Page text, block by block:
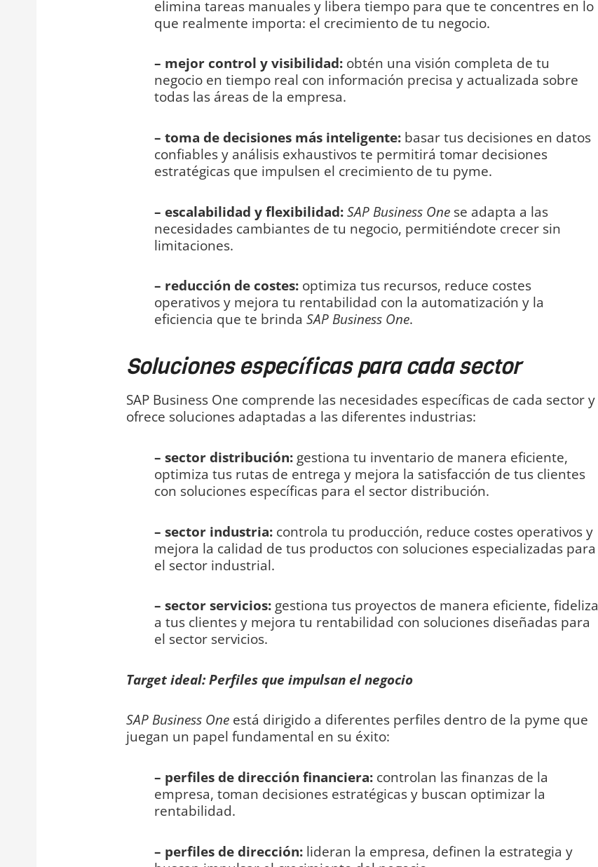
elimina tareas manuales y libera tiempo para que te concentres en lo
que realmente importa: el crecimiento de tu negocio.
– mejor control y visibilidad:obtén una visión completa de tu
negocio en tiempo real con información precisa y actualizada sobre
todas las áreas de la empresa.
– toma de decisiones más inteligente:basar tus decisiones en datos
confiables y análisis exhaustivos te permitirá tomar decisiones
estratégicas que impulsen el crecimiento de tu pyme.
– escalabilidad y flexibilidad: SAP Business Onese adapta a las
necesidades cambiantes de tu negocio, permitiéndote crecer sin
limitaciones.
– reducción de costes:optimiza tus recursos, reduce costes
operativos y mejora tu rentabilidad con la automatización y la
eficiencia que te brinda SAP Business One.
Soluciones específicas para cada sector
SAP Business One comprende las necesidades específicas de cada sector y
ofrece soluciones adaptadas a las diferentes industrias:
– sector distribución:gestiona tu inventario de manera eficiente,
optimiza tus rutas de entrega y mejora la satisfacción de tus clientes
con soluciones específicas para el sector distribución.
– sector industria:controla tu producción, reduce costes operativos y
mejora la calidad de tus productos con soluciones especializadas para
el sector industrial.
– sector servicios:gestiona tus proyectos de manera eficiente, fideliza
a tus clientes y mejora tu rentabilidad con soluciones diseñadas para
el sector servicios.
Target ideal: Perfiles que impulsan el negocio
SAP Business Oneestá dirigido a diferentes perfiles dentro de la pyme que
juegan un papel fundamental en su éxito:
– perfiles de dirección financiera:controlan las finanzas de la
empresa, toman decisiones estratégicas y buscan optimizar la
rentabilidad.
– perfiles de dirección:lideran la empresa, definen la estrategia y